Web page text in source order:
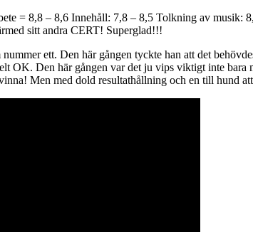
= 8,8 – 8,6 Innehåll: 7,8 – 8,5 Tolkning av musik:
sitt andra CERT! Superglad!!!
ett. Den här gången tyckte han att det
OK. Den här gången var det ju vips viktigt inte
Men med dold resultathållning och en till hund